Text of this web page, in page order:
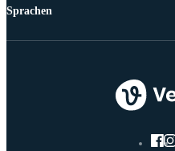
Sprachen